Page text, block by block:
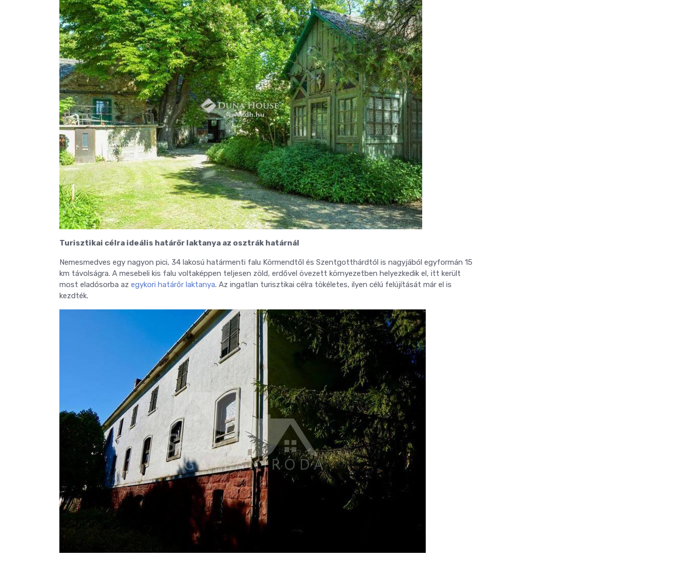
Turisztikai célra ideális határőr laktanya az osztrák határnál
Nemesmedves egy nagyon pici, 34 lakosú határmenti falu Körmendtől és Szentgotthárdtól is nagyjából egyformán 15
km távolságra. A mesebeli kis falu voltaképpen teljesen zöld, erdővel övezett környezetben helyezkedik el, itt került
most eladósorba az egykori határőr laktanya. Az ingatlan turisztikai célra tökéletes, ilyen célú felújítását már el is
kezdték.